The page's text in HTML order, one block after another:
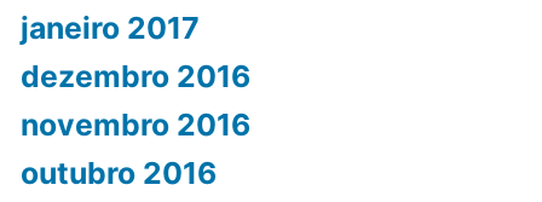
janeiro 2017
dezembro 2016
novembro 2016
outubro 2016